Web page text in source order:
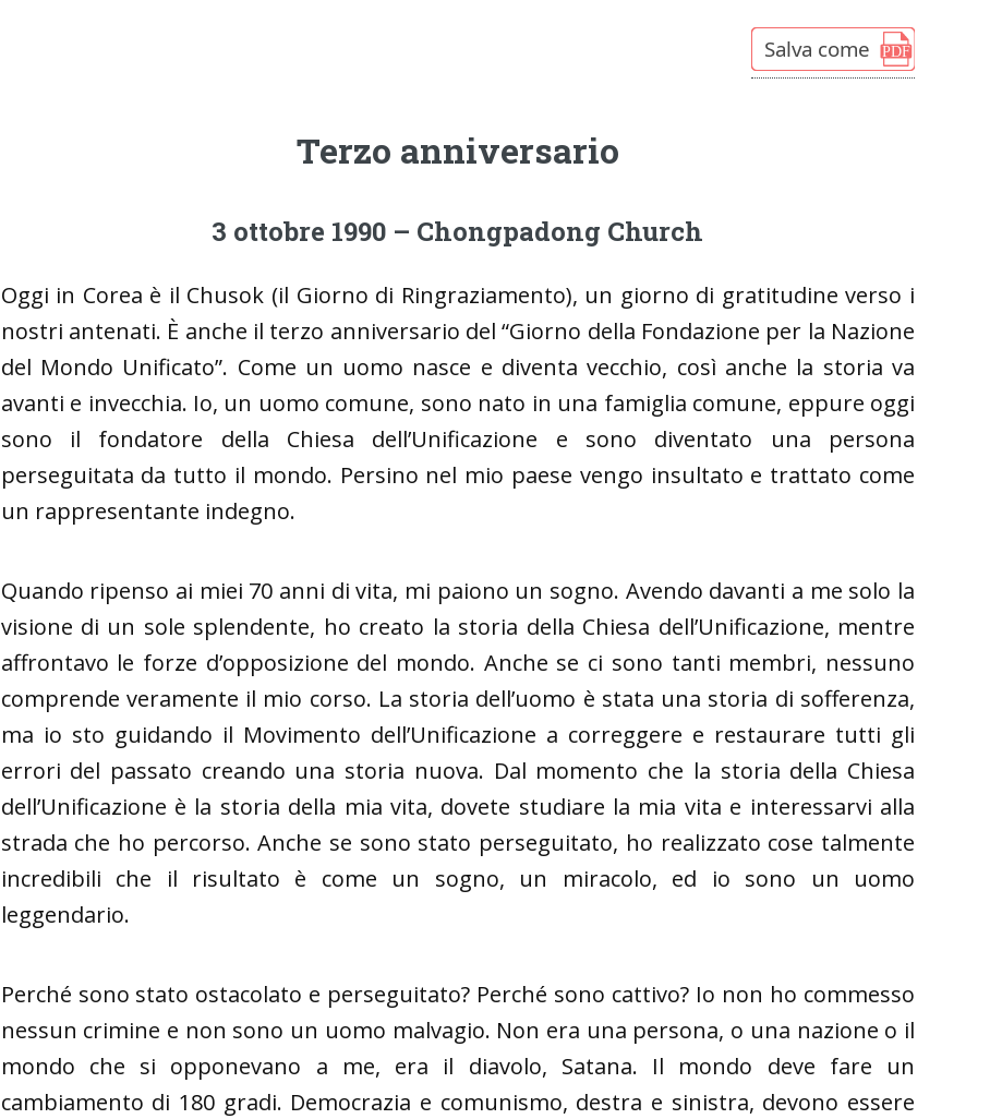
Terzo anniversario
3 ottobre 1990 – Chongpadong Church
Oggi in Corea è il Chusok (il Giorno di Ringraziamento), un giorno di gratitudine verso i
nostri antenati. È anche il terzo anniversario del “Giorno della Fondazione per la Nazione
del Mondo Unificato”. Come un uomo nasce e diventa vecchio, così anche la storia va
avanti e invecchia. Io, un uomo comune, sono nato in una famiglia comune, eppure oggi
sono il fondatore della Chiesa dell’Unificazione e sono diventato una persona
perseguitata da tutto il mondo. Persino nel mio paese vengo insultato e trattato come
un rappresentante indegno.
Quando ripenso ai miei 70 anni di vita, mi paiono un sogno. Avendo davanti a me solo la
visione di un sole splendente, ho creato la storia della Chiesa dell’Unificazione, mentre
affrontavo le forze d’opposizione del mondo. Anche se ci sono tanti membri, nessuno
comprende veramente il mio corso. La storia dell’uomo è stata una storia di sofferenza,
ma io sto guidando il Movimento dell’Unificazione a correggere e restaurare tutti gli
errori del passato creando una storia nuova. Dal momento che la storia della Chiesa
dell’Unificazione è la storia della mia vita, dovete studiare la mia vita e interessarvi alla
strada che ho percorso. Anche se sono stato perseguitato, ho realizzato cose talmente
incredibili che il risultato è come un sogno, un miracolo, ed io sono un uomo
leggendario.
Perché sono stato ostacolato e perseguitato? Perché sono cattivo? Io non ho commesso
nessun crimine e non sono un uomo malvagio. Non era una persona, o una nazione o il
mondo che si opponevano a me, era il diavolo, Satana. Il mondo deve fare un
cambiamento di 180 gradi. Democrazia e comunismo, destra e sinistra, devono essere